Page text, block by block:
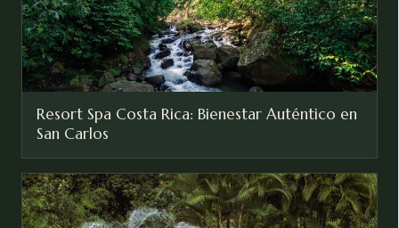
Resort Spa Costa Rica: Bienestar Auténtico en
San Carlos